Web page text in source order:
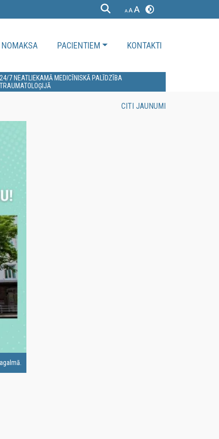
NOMAKSA PACIENTIEM KONTAKTI
7 NEATLIEKAMĀ MEDICĪNISKĀ PALĪDZĪBA
CITI JAUNUMI